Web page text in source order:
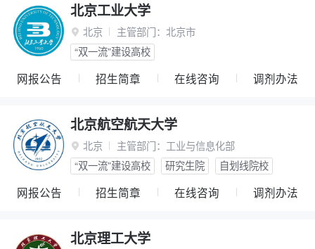
北京工业大学
 北京 主管部门： 北京市
“双一流”建设高校
网报公告 招生简章 在线咨询 调剂办法
北京航空航天大学
 北京 主管部门： 工业与信息化部
“双一流”建设高校
研究生院 自划线院校
网报公告 招生简章 在线咨询 调剂办法
北京理工大学